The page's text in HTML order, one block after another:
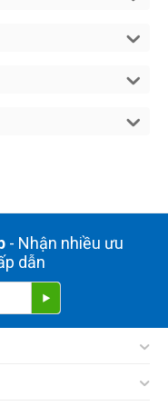
- Nhận nhiều ưu
dẫn